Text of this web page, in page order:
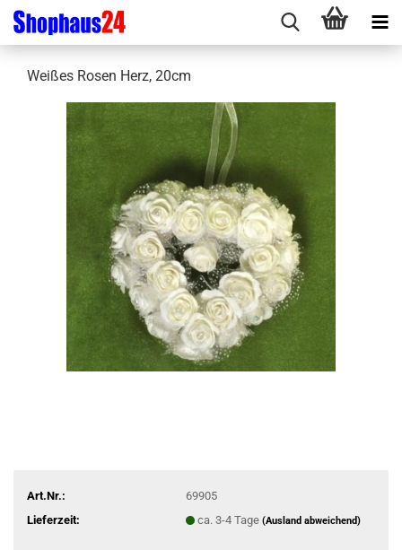
Weißes Rosen Herz, 20cm
Art.Nr.:
69905
Lieferzeit:
ca. 3-4 Tage (Ausland abweichend)